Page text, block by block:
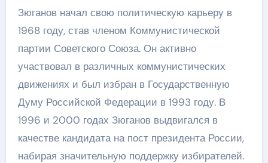
Зюганов начал свою политическую карьеру в
1968 году, став членом Коммунистической
партии Советского Союза. Он активно
участвовал в различных коммунистических
движениях и был избран в Государственную
Думу Российской Федерации в 1993 году. В
1996 и 2000 годах Зюганов выдвигался в
качестве кандидата на пост президента России,
набирая значительную поддержку избирателей.